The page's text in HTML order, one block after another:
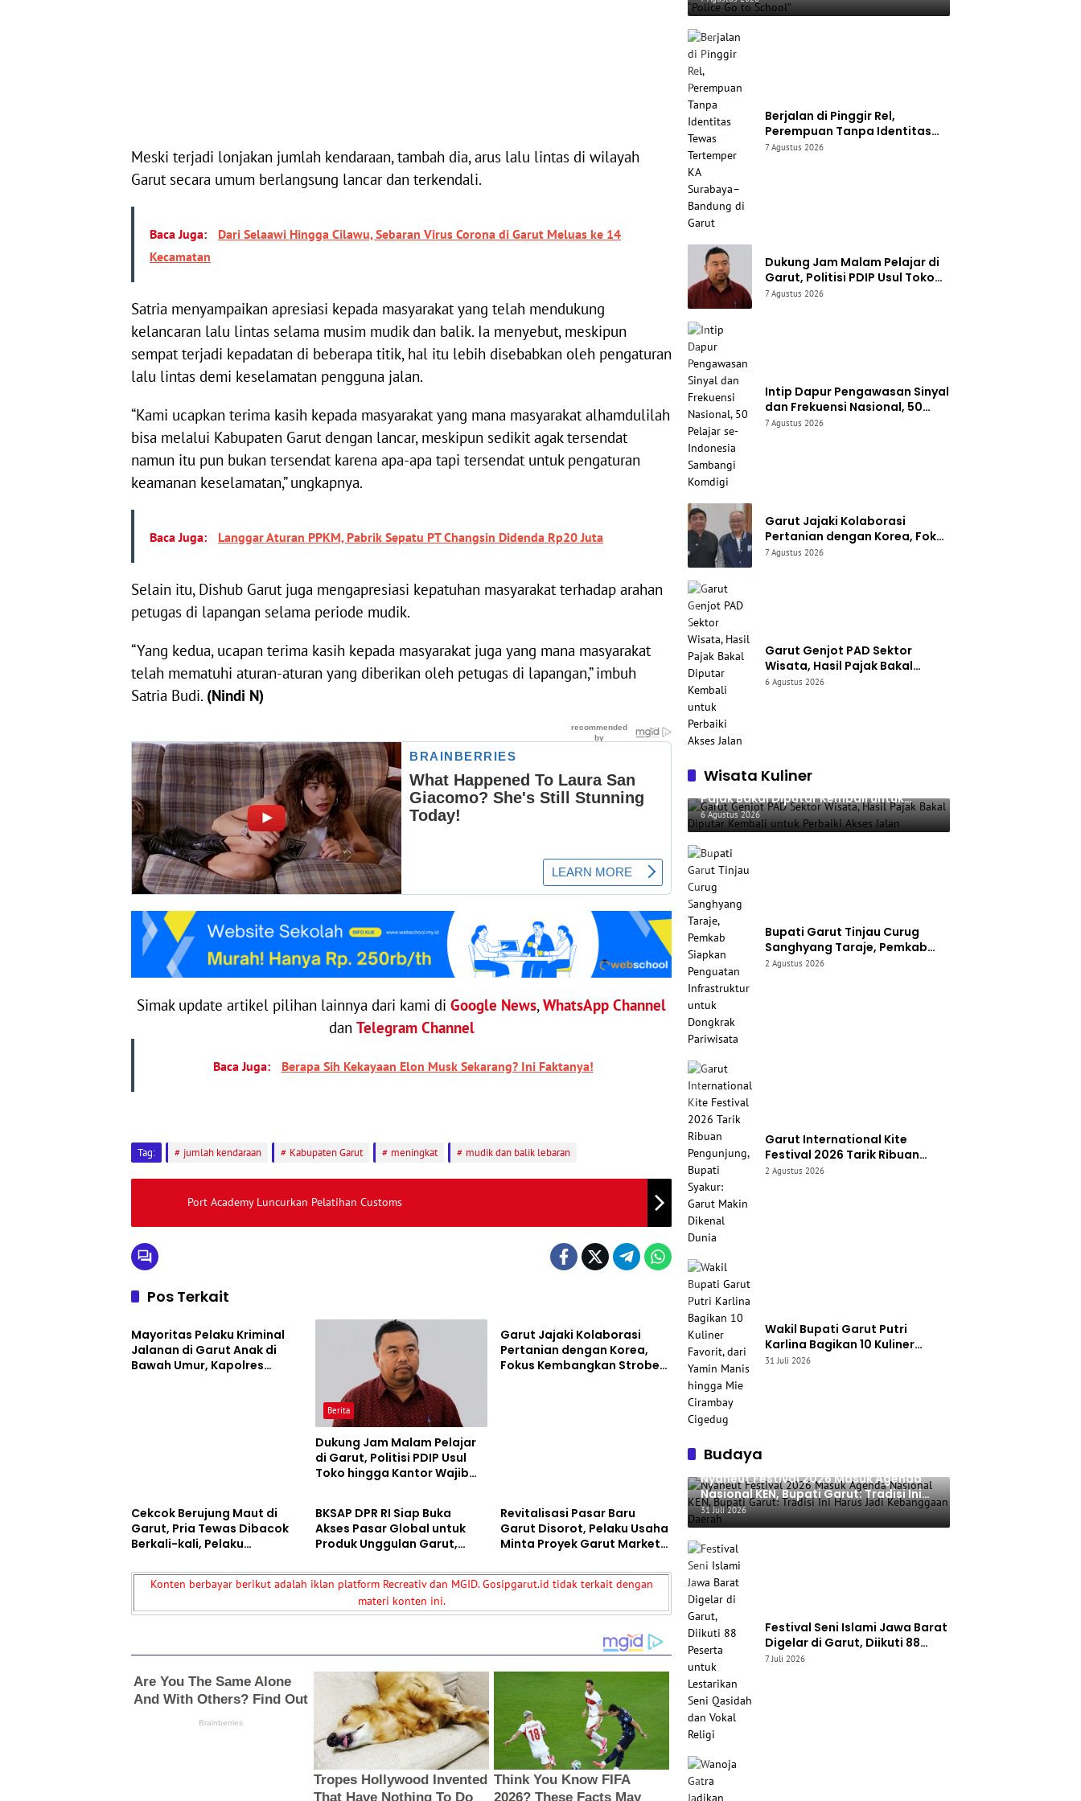
Meski terjadi lonjakan jumlah kendaraan, tambah dia, arus lalu lintas di wilayah
Garut secara umum berlangsung lancar dan terkendali.
Baca Juga:
Dari Selaawi Hingga Cilawu, Sebaran Virus Corona di Garut Meluas ke 14
Kecamatan
Satria menyampaikan apresiasi kepada masyarakat yang telah mendukung
kelancaran lalu lintas selama musim mudik dan balik. Ia menyebut, meskipun
sempat terjadi kepadatan di beberapa titik, hal itu lebih disebabkan oleh pengaturan
lalu lintas demi keselamatan pengguna jalan.
“Kami ucapkan terima kasih kepada masyarakat yang mana masyarakat alhamdulilah
bisa melalui Kabupaten Garut dengan lancar, meskipun sedikit agak tersendat
namun itu pun bukan tersendat karena apa-apa tapi tersendat untuk pengaturan
keamanan keselamatan,” ungkapnya.
Baca Juga: Langgar Aturan PPKM, Pabrik Sepatu PT Changsin Didenda Rp20 Juta
Selain itu, Dishub Garut juga mengapresiasi kepatuhan masyarakat terhadap arahan
petugas di lapangan selama periode mudik.
“Yang kedua, ucapan terima kasih kepada masyarakat juga yang mana masyarakat
telah mematuhi aturan-aturan yang diberikan oleh petugas di lapangan,” imbuh
Satria Budi. (Nindi N)
Simak update artikel pilihan lainnya dari kami di Google News, WhatsApp Channel
dan Telegram Channel
Baca Juga: Berapa Sih Kekayaan Elon Musk Sekarang? Ini Faktanya!
Tag: jumlah kendaraan Kabupaten Garut meningkat mudik dan balik lebaran
Port Academy Luncurkan Pelatihan Customs
Pos Terkait
Berita
Mayoritas Pelaku Kriminal
Jalanan di Garut Anak di
Bawah Umur, Kapolres
Berita
Dukung Jam Malam Pelajar
di Garut, Politisi PDIP Usul
Toko hingga Kantor Wajib
Garut Jajaki Kolaborasi
Pertanian dengan Korea,
Fokus Kembangkan Stroberi
Cekcok Berujung Maut di
Garut, Pria Tewas Dibacok
Berkali-kali, Pelaku
Bersembunyi
Berita
BKSAP DPR RI Siap Buka
Akses Pasar Global untuk
Produk Unggulan Garut,
Andalan
Revitalisasi Pasar Baru
Garut Disorot, Pelaku Usaha
Minta Proyek Garut Market
Terbuka
Konten berbayar berikut adalah iklan platform Recreativ dan MGID. Gosipgarut.id tidak terkait dengan
materi konten ini.
School”
Berjalan di Pinggir Rel,
Perempuan Tanpa Identitas
Tewas Tertemper KA
7 Agustus 2026
Dukung Jam Malam Pelajar di
Garut, Politisi PDIP Usul Toko
hingga Kantor Wajib Pasang
7 Agustus 2026
Intip Dapur Pengawasan Sinyal
dan Frekuensi Nasional, 50
Pelajar se-Indonesia
7 Agustus 2026
Garut Jajaki Kolaborasi
Pertanian dengan Korea, Fokus
Kembangkan Stroberi dan
7 Agustus 2026
Garut Genjot PAD Sektor
Wisata, Hasil Pajak Bakal
Diputar Kembali untuk Perbaiki
6 Agustus 2026
Wisata Kuliner
Garut Genjot PAD Sektor Wisata, Hasil
Pajak Bakal Diputar Kembali untuk
Perbaiki Akses Jalan
6 Agustus 2026
Bupati Garut Tinjau Curug
Sanghyang Taraje, Pemkab
Siapkan Penguatan
2 Agustus 2026
Garut International Kite
Festival 2026 Tarik Ribuan
Pengunjung, Bupati Syakur:
2 Agustus 2026
Wakil Bupati Garut Putri
Karlina Bagikan 10 Kuliner
Favorit, dari Yamin Manis
31 Juli 2026
Budaya
Nyaneut Festival 2026 Masuk Agenda
Nasional KEN, Bupati Garut: Tradisi Ini
Harus Jadi Kebanggaan Daerah
31 Juli 2026
Festival Seni Islami Jawa Barat
Digelar di Garut, Diikuti 88
Peserta untuk Lestarikan Seni
7 Juli 2026